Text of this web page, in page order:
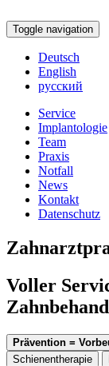
Toggle navigation
Deutsch
English
русский
Service
Implantologie
Team
Praxis
Notfall
News
Kontakt
Datenschutz
Voller
Prävention =
Schienentherapie